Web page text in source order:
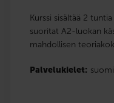
Kurssi sisältää 2
suoritat A2-luokan
mahdollisen
Palvelukielet: